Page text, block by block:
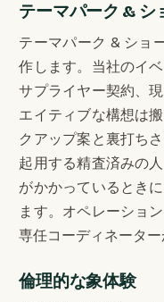
テーマパーク & シ
テーマパーク & ショ
作します。当社のイ
サプライヤー契約、
エイティブな構想は
クアップ案と裏打ち
起用する精査済みの
がかかっているとき
ます。オペレーショ
専任コーディネーター
倫理的な象体験